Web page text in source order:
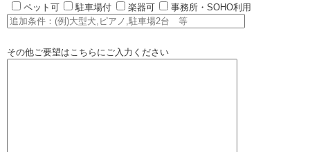
ペット可
駐車場付 楽器可 事務所・SOHO利用
その他ご要望はこちらにご入力ください